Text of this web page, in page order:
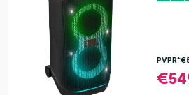
PVPR*